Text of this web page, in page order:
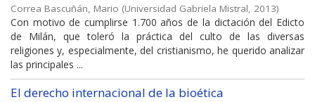
Correa Bascuñán, Mario (Universidad Gabriela Mistral, 2013)
Con motivo de cumplirse 1.700 años de la dictación del Edicto
de Milán, que toleró la práctica del culto de las diversas
religiones y, especialmente, del cristianismo, he querido analizar
las principales ...
El derecho internacional de la bioética